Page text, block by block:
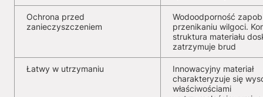
Ochrona przed
zanieczyszczeniem
Wodoodporność
przenikaniu wilgoci.
struktura materiału
zatrzymuje brud
Łatwy w utrzymaniu
Innowacyjny materiał
charakteryzuje się
właściwościami